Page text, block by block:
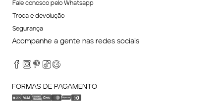
Fale conosco pelo Whatsapp
Troca e devolução
Segurança
Acompanhe a gente nas redes sociais
FORMAS DE PAGAMENTO